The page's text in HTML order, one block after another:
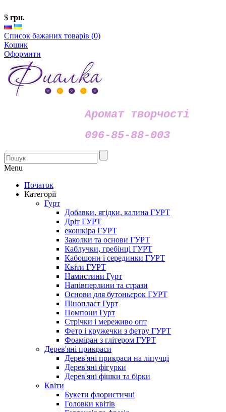
$ грн.
Список бажаних товарів (0)
Кошик
Оформити
Аромат творчості
096-85-88-003
Menu
Початок
Категорії
Гурт
Добавки, ягідки, калина ГУРТ
Дріт ГУРТ
екошкіра ГУРТ
Заколки та основи ГУРТ
Каблучки, гребінці ГУРТ
Кабошони і серединки ГУРТ
Квіти ГУРТ
Намистини Гурт
Напівперлини та стрази
Основи для бутоньєрок ГУРТ
Пінопласт Гурт
Помпони Гурт
Стрічки і мереживо опт
Фетр і кружечки з фетру ГУРТ
Фоаміран з глітером ГУРТ
Дерев'яні прикраси
Дерев'яні прикраси на ліпучці
Дерев'яні фігурки
Дерев'яні фішки та бірки
Квіти
Букети флористичні
Головки квітів